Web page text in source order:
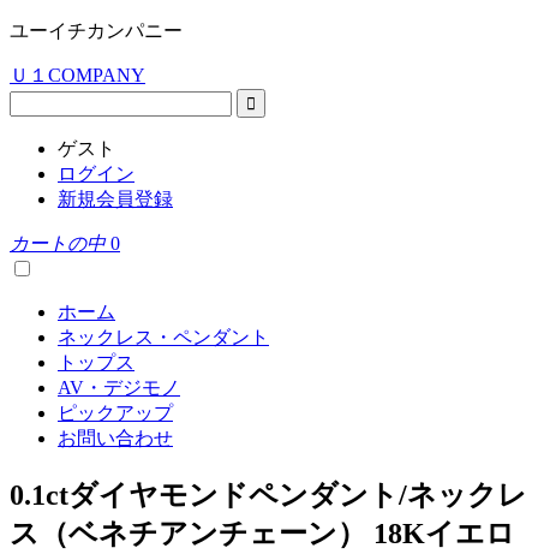
ユーイチカンパニー
Ｕ１COMPANY
ゲスト
ログイン
新規会員登録
カートの中 0
ホーム
ネックレス・ペンダント
トップス
AV・デジモノ
ピックアップ
お問い合わせ
0.1ctダイヤモンドペンダント/ネックレ
ス（ベネチアンチェーン） 18Kイエロ